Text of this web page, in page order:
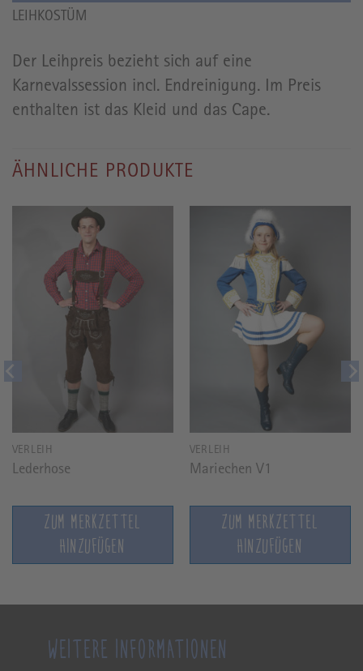
LEIHKOSTÜM
Der Leihpreis bezieht sich auf eine
Karnevalssession incl. Endreinigung. Im Preis
enthalten ist das Kleid und das Cape.
ÄHNLICHE PRODUKTE
VERLEIH
Lederhose
ZUM MERKZETTEL
HINZUFÜGEN
VERLEIH
Mariechen V1
ZUM MERKZETTEL
HINZUFÜGEN
WEITERE INFORMATIONEN